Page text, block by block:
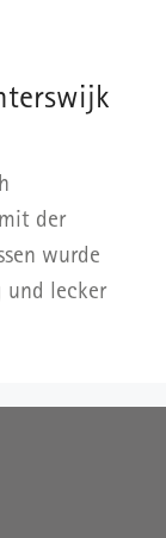
der
wurde
und lecker